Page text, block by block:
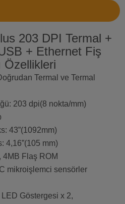
203 DPI Termal +
+ Ethernet Fiş
Özellikleri
Termal ve Termal
203 dpi(8 nokta/mm)
43”(1092mm)
4,16”(105 mm)
4MB Flaş ROM
mikroişlemci sensörler
Göstergesi x 2,